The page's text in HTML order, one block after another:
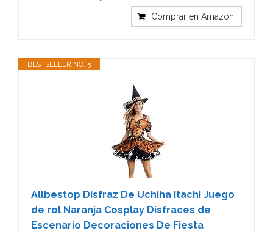
Comprar en Amazon
BESTSELLER NO. 5
Allbestop Disfraz De Uchiha Itachi Juego
de rol Naranja Cosplay Disfraces de
Escenario Decoraciones De Fiesta